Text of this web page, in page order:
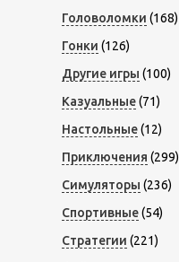
Головоломки (168)
Гонки (126)
Другие игры (100)
Казуальные(71)
Настольные(12)
Приключения (299)
Симуляторы (236)
Спортивные(54)
Стратегии (221)